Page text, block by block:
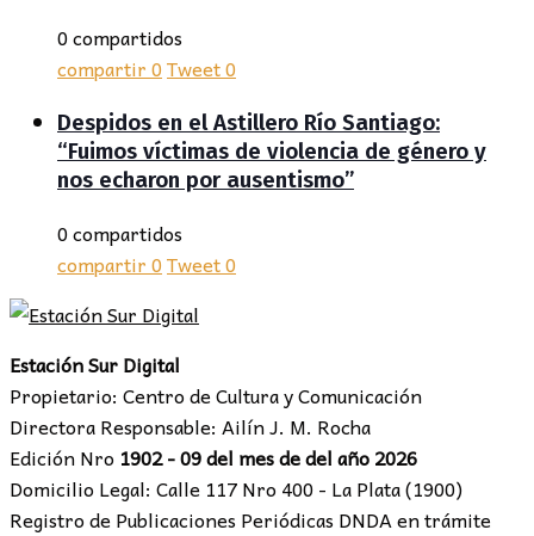
0 compartidos
compartir0Tweet0
Despidos en el Astillero Río Santiago:
“Fuimos víctimas de violencia de género y
nos echaron por ausentismo”
0 compartidos
compartir0Tweet0
Estación Sur Digital
Propietario: Centro de Cultura y Comunicación
Directora Responsable: Ailín J. M. Rocha
Edición Nro 1902 - 09 del mes de del año 2026
Domicilio Legal: Calle 117 Nro 400 - La Plata (1900)
Registro de Publicaciones Periódicas DNDA en trámite